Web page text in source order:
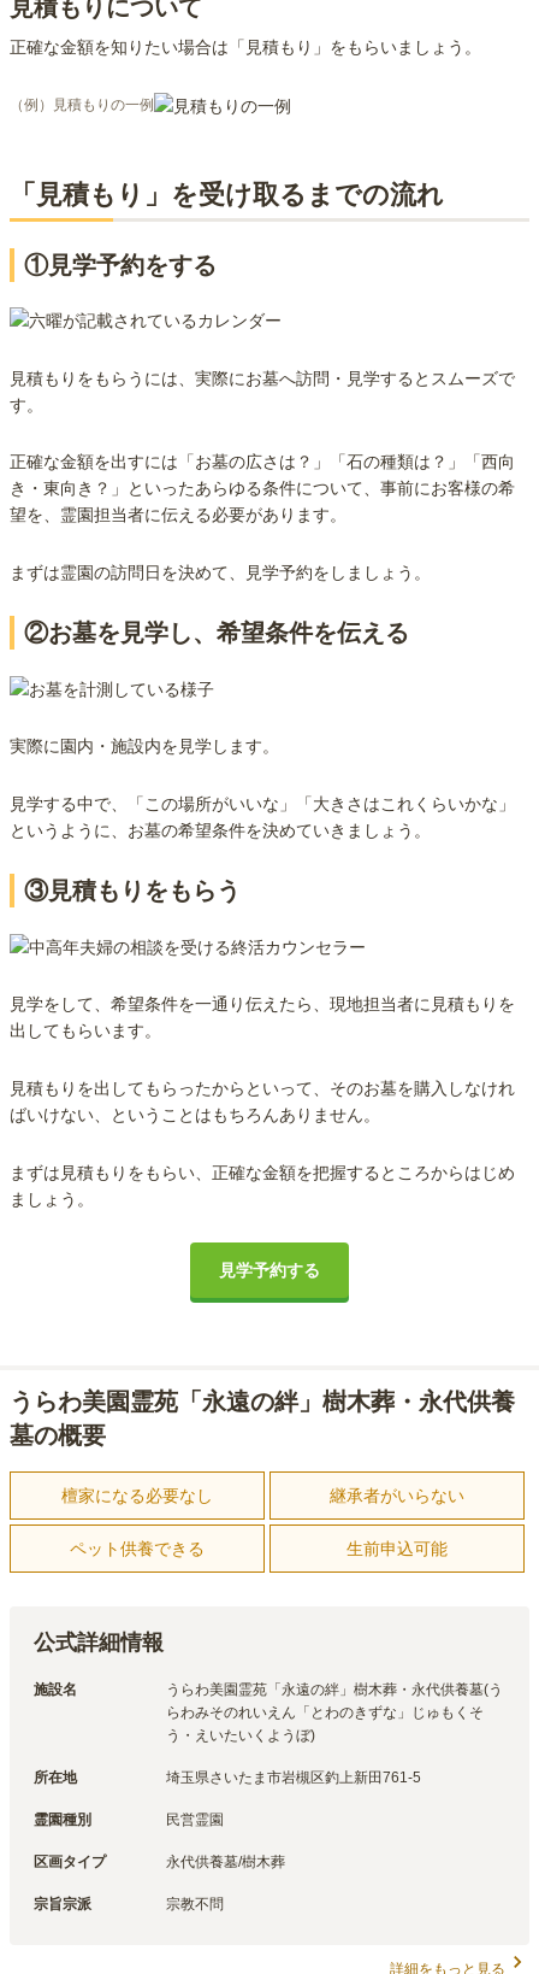
見積もりについて
正確な金額を知りたい場合は「見積もり」をもらいましょう。
（例）見積もりの一例
「見積もり」を受け取るまでの流れ
①見学予約をする
見積もりをもらうには、実際にお墓へ訪問・見学するとスムーズで
す。
正確な金額を出すには「お墓の広さは？」「石の種類は？」「西向
き・東向き？」といったあらゆる条件について、事前にお客様の希
望を、霊園担当者に伝える必要があります。
まずは霊園の訪問日を決めて、見学予約をしましょう。
②お墓を見学し、希望条件を伝える
実際に園内・施設内を見学します。
見学する中で、「この場所がいいな」「大きさはこれくらいかな」
というように、お墓の希望条件を決めていきましょう。
③見積もりをもらう
見学をして、希望条件を一通り伝えたら、現地担当者に見積もりを
出してもらいます。
見積もりを出してもらったからといって、そのお墓を購入しなけれ
ばいけない、ということはもちろんありません。
まずは見積もりをもらい、正確な金額を把握するところからはじめ
ましょう。
見学予約する
うらわ美園霊苑「永遠の絆」樹木葬・永代供養
墓の概要
檀家になる必要なし 継承者がいらない
ペット供養できる 生前申込可能
公式詳細情報
施設名
うらわ美園霊苑「永遠の絆」樹木葬・永代供養墓(う
らわみそのれいえん「とわのきずな」じゅもくそ
う・えいたいくようぼ)
所在地 埼玉県さいたま市岩槻区釣上新田761-5
霊園種別 民営霊園
区画タイプ 永代供養墓/樹木葬
宗旨宗派 宗教不問
詳細をもっと見る